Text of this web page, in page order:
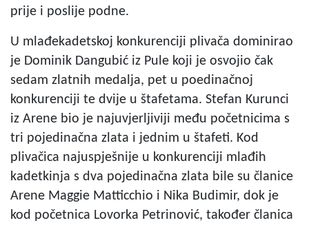
prije i poslije podne.
U mlađekadetskoj konkurenciji plivača dominirao
je Dominik Dangubić iz Pule koji je osvojio čak
sedam zlatnih medalja, pet u poedinačnoj
konkurenciji te dvije u štafetama. Stefan Kurunci
iz Arene bio je najuvjerljiviji među početnicima s
tri pojedinačna zlata i jednim u štafeti. Kod
plivačica najuspješnije u konkurenciji mlađih
kadetkinja s dva pojedinačna zlata bile su članice
Arene Maggie Matticchio i Nika Budimir, dok je
kod početnica Lovorka Petrinović, također članica